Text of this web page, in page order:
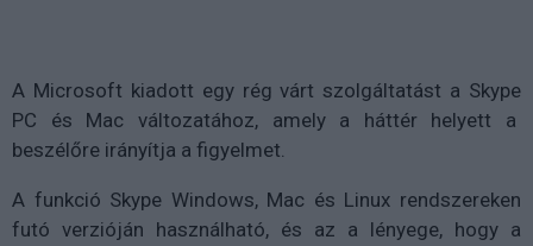
A Microsoft kiadott egy rég várt szolgáltatást a Skype
PC és Mac változatához, amely a háttér helyett a
beszélőre irányítja a figyelmet.
A funkció Skype Windows, Mac és Linux rendszereken
futó verzióján használható, és az a lényege, hogy a